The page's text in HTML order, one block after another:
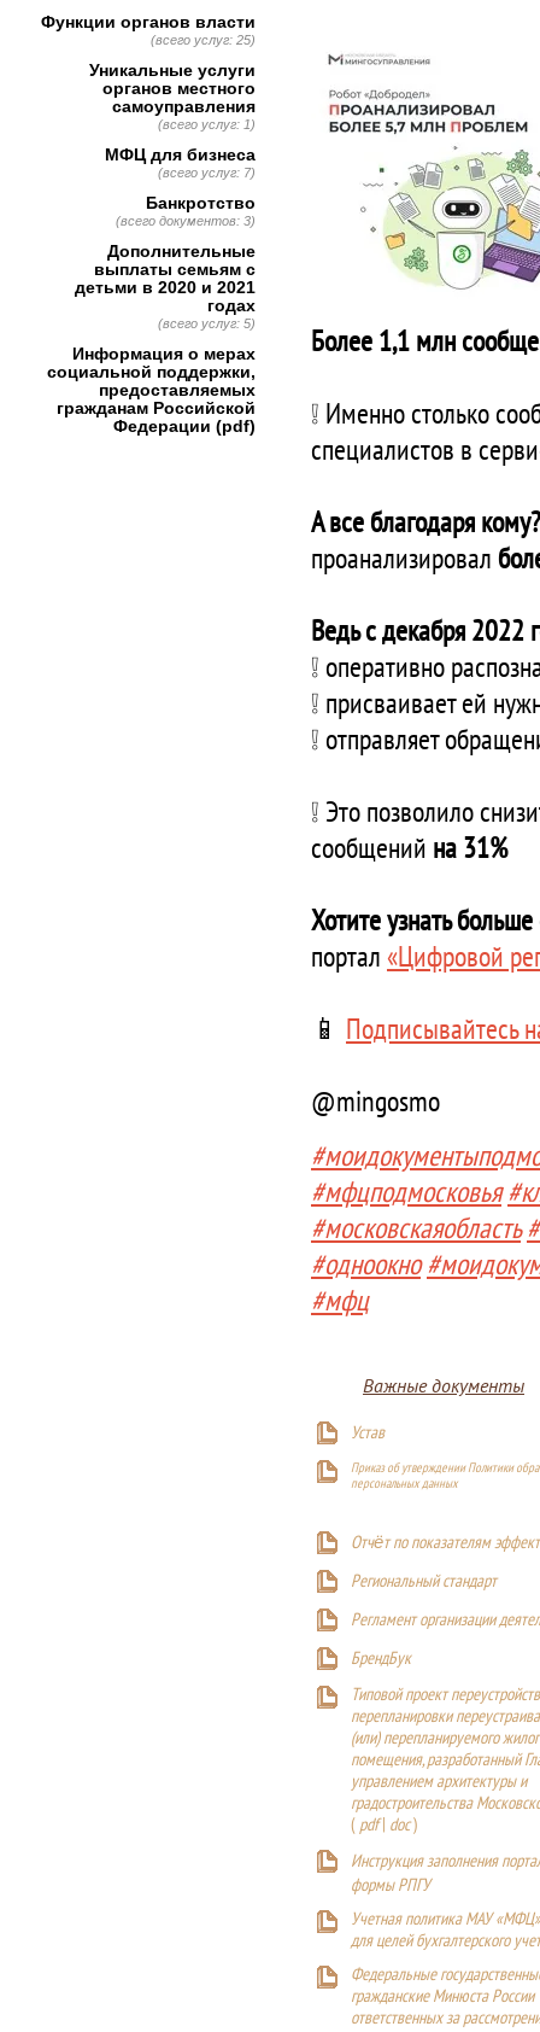
Более 1,1 млн
❕ Именно столько
специалистов в
А все благодаря
проанализировал
Ведь с декабря 2022
❕ оперативно
❕ присваивает ей
❕ отправляет
❕ Это позволило
сообщений на 31%
Хотите узнать
портал«Цифровой
📱 Подписывайтесь
@mingosmo
#мфцподмосковья
#московскаяобласть
#одноокно
#мфц
Важные документы
Устав
Приказ об утверждении Политики
персональных данных
Отчёт по показателям
Региональный стандарт
Регламент организации
БрендБук
Типовой проект
перепланировки
(или) перепланируемого
помещения, разработанный
управлением архитектуры и
градостроительства
(pdf| doc)
Инструкция заполнения
формы РПГУ
Учетная политика МАУ
для целей бухгалтерского
Федеральные
гражданские Минюста России
ответственных за
Функции органов власти
(всего услуг: 25)
Уникальные услуги
органов местного
самоуправления
(всего услуг: 1)
МФЦ для бизнеса
(всего услуг: 7)
Банкротство
(всего документов: 3)
Дополнительные
выплаты семьям с
детьми в 2020 и 2021
годах
(всего услуг: 5)
Информация о мерах
социальной поддержки,
предоставляемых
гражданам Российской
Федерации (pdf)